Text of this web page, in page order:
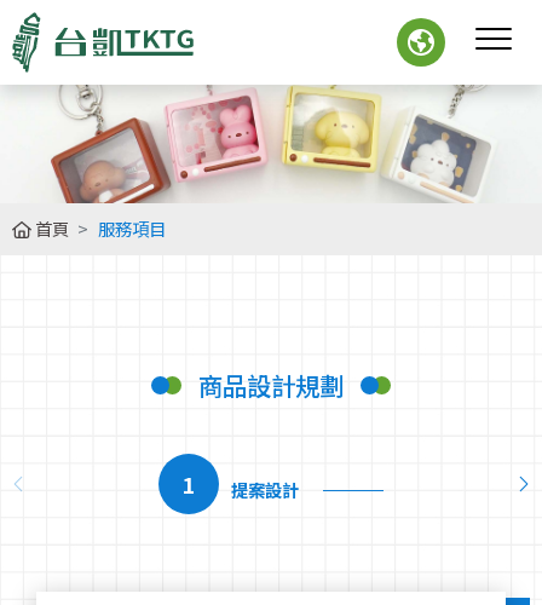
首頁 服務項目
商品設計規劃
1 提案設計